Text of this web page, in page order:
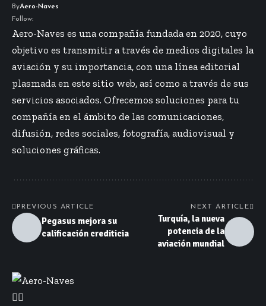
ByAero-Naves
Follow:
Aero-Naves es una compañía fundada en 2020, cuyo
objetivo es transmitir a través de medios digitales la
aviación y su importancia, con una línea editorial
plasmada en este sitio web, así como a través de sus
servicios asociados. Ofrecemos soluciones para tu
compañía en el ámbito de las comunicaciones,
difusión, redes sociales, fotografía, audiovisual y
soluciones gráficas.
PREVIOUS ARTICLE
Pegasus mejora su
calificación crediticia
NEXT ARTICLE
Turquía, la nueva
potencia de la
aviación mundial